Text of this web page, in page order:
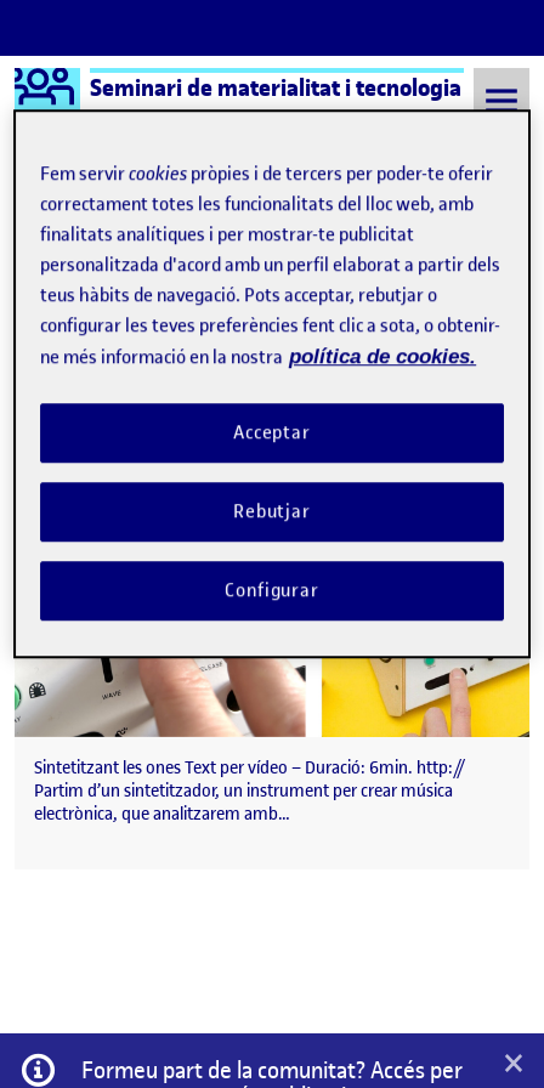
Saltar al contingut
Logo Ágora
Seminari de materialitat i tecnologia
Semestre 20222 - Aula 1 sinths
sinths
Vídeo PAC2 – Materialitat i Tecnologia
Publicat per
Jordi Llort Figuerola
Data de publicació24 juliol, 2023 4:25 pm
-comentariel Vídeo PAC2 – Materialitat i
Sintetitzant les ones Text per vídeo – Duració: 6min. http://
Partim d’un sintetitzador, un instrument per crear música
electrònica, que analitzarem amb…
Informació
Formeu part de la comunitat? Accés per
×
Fem servircookies pròpies i de tercers per poder-te oferir
correctament totes les funcionalitats del lloc web, amb
finalitats analítiques i per mostrar-te publicitat
personalitzada d'acord amb un perfil elaborat a partir dels
teus hàbits de navegació. Pots acceptar, rebutjar o
configurar les teves preferències fent clic a sota, o obtenir-
ne més informació en la nostra política de cookies.
Rebutjar
Acceptar
Configurar